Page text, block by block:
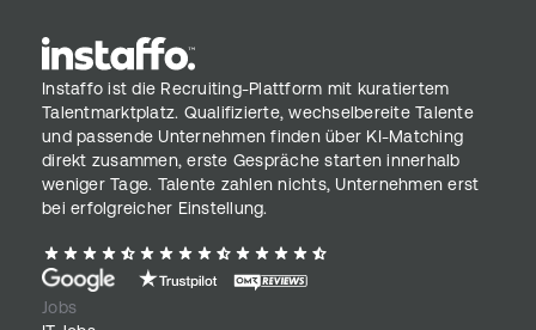
Instaffo ist die Recruiting-Plattform mit kuratiertem
Talentmarktplatz. Qualifizierte, wechselbereite Talente
und passende Unternehmen finden über KI-Matching
direkt zusammen, erste Gespräche starten innerhalb
weniger Tage. Talente zahlen nichts, Unternehmen erst
bei erfolgreicher Einstellung.
Jobs